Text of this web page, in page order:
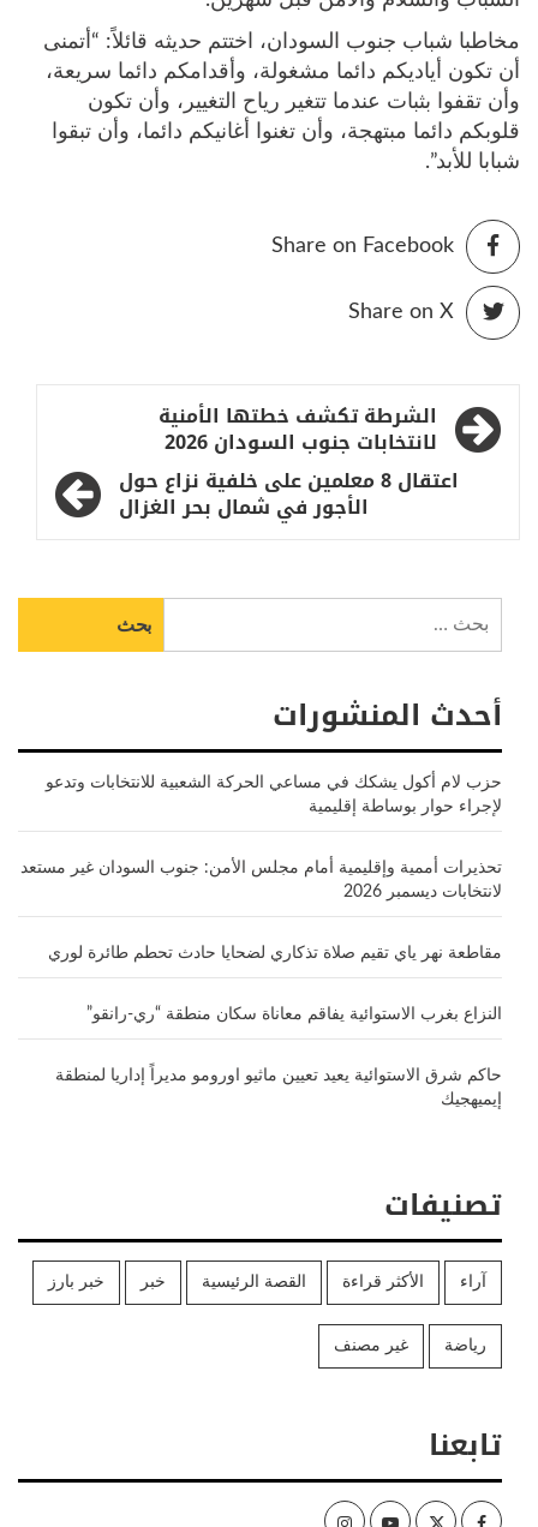
مخاطبا شباب جنوب السودان، اختتم حديثه قائلاً: “أتمنى
أن تكون أياديكم دائما مشغولة، وأقدامكم دائما سريعة،
وأن تقفوا بثبات عندما تتغير رياح التغيير، وأن تكون
قلوبكم دائما مبتهجة، وأن تغنوا أغانيكم دائما، وأن تبقوا
شبابا للأبد”.
Share on Facebook
Share on X
تصفّح
المقالات
الشرطة تكشف خطتها الأمنية
لانتخابات جنوب السودان 2026
اعتقال 8 معلمين على خلفية نزاع حول
الأجور في شمال بحر الغزال
عن:
أحدث المنشورات
حزب لام أكول يشكك في مساعي الحركة الشعبية للانتخابات وتدعو
لإجراء حوار بوساطة إقليمية
تحذيرات أممية وإقليمية أمام مجلس الأمن: جنوب السودان غير مستعد
لانتخابات ديسمبر 2026
مقاطعة نهر ياي تقيم صلاة تذكاري لضحايا حادث تحطم طائرة لوري
النزاع بغرب الاستوائية يفاقم معاناة سكان منطقة “ري-رانقو”
حاكم شرق الاستوائية يعيد تعيين ماثيو اورومو مديراً إداريا لمنطقة
إيميهجيك
تصنيفات
آراء الأكثر قراءة القصة الرئيسية خبر خبر بارز
رياضة غير مصنف
تابعنا
Facebook
Twitter
Youtube
Instagram